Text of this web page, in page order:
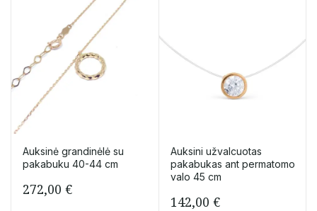
Auksinė grandinėlė su
pakabuku 40-44 cm
272,00 €
Auksini užvalcuotas
pakabukas ant permatomo
valo 45 cm
142,00 €